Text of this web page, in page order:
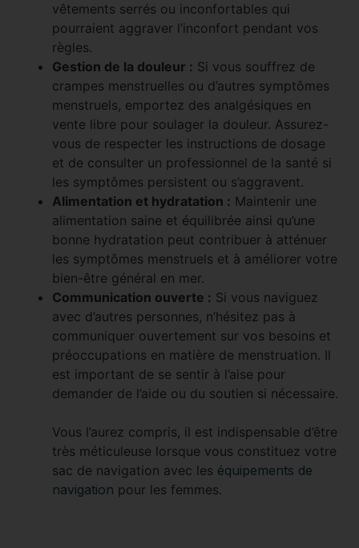
vêtements serrés ou inconfortables qui
pourraient aggraver l’inconfort pendant vos
règles.
Gestion de la douleur : Si vous souffrez de
crampes menstruelles ou d’autres symptômes
menstruels, emportez des analgésiques en
vente libre pour soulager la douleur. Assurez-
vous de respecter les instructions de dosage
et de consulter un professionnel de la santé si
les symptômes persistent ou s’aggravent.
Alimentation et hydratation : Maintenir une
alimentation saine et équilibrée ainsi qu’une
bonne hydratation peut contribuer à atténuer
les symptômes menstruels et à améliorer votre
bien-être général en mer.
Communication ouverte : Si vous naviguez
avec d’autres personnes, n’hésitez pas à
communiquer ouvertement sur vos besoins et
préoccupations en matière de menstruation. Il
est important de se sentir à l’aise pour
demander de l’aide ou du soutien si nécessaire.
Vous l’aurez compris, il est indispensable d’être
très méticuleuse lorsque vous constituez votre
sac de navigation avec les équipements de
navigation pour les femmes.